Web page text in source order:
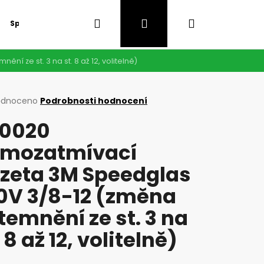
Speciální nabídka Hledat PřihlášeníNákupní
košík
ze st. 3 na st. 8 až 12, volitelně)
Podrobnosti hodnocení
3M Speedglas
3/8-12 (změna
ze st. 3 na
až 12, volitelně)
Následující